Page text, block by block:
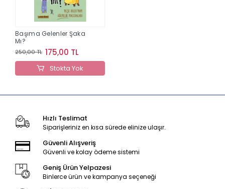
Başıma Gelenler Şaka
Mı?
250,00 TL 175,00 TL
Stokta Yok
Hızlı Teslimat
Siparişleriniz en kısa sürede elinize ulaşır.
Güvenli Alışveriş
Güvenli ve kolay ödeme sistemi
Geniş Ürün Yelpazesi
Binlerce ürün ve kampanya seçeneği